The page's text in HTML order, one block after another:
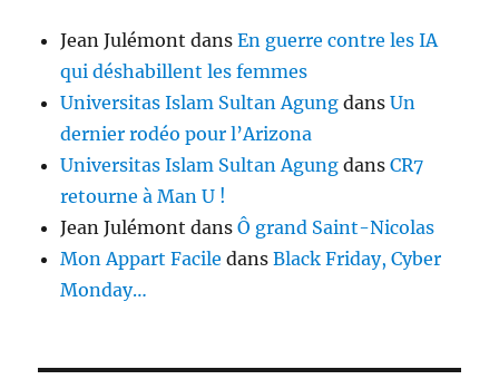
Jean Julémont dansEn guerre contre les IA
qui déshabillent les femmes
Universitas Islam Sultan Agung dansUn
dernier rodéo pour l’Arizona
Universitas Islam Sultan Agung dansCR7
retourne à Man U !
Jean Julémont dansÔ grand Saint-Nicolas
Mon Appart Facile dansBlack Friday, Cyber
Monday…